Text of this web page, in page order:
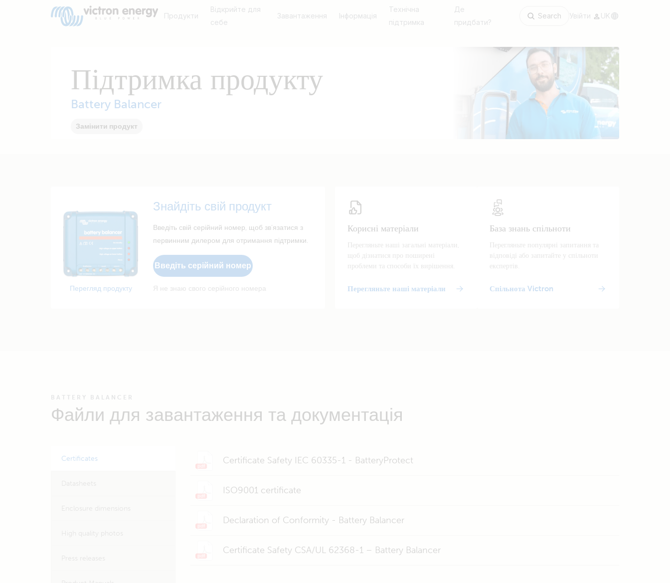
Продукти
Відкрийте для
себе
Завантаження Інформація
Технічна
підтримка
Де
придбати?
Search Увійти UK
Підтримка продукту
Battery Balancer
Замінити продукт
Перегляд продукту
Знайдіть свій продукт
Введіть свій серійний номер, щоб зв’язатися з
первинним дилером для отримання підтримки.
Введіть серійний номер
Я не знаю свого серійного номера
Корисні матеріали
Перегляньте наші загальні матеріали,
щоб дізнатися про поширені
проблеми та способи їх вирішення.
Перегляньте наші матеріали
База знань спільноти
Перегляньте популярні запитання та
відповіді або запитайте у спільноти
експертів.
Спільнота Victron
BATTERY BALANCER
Файли для завантаження та документація
Certificates Certificate Safety IEC 60335-1 - BatteryProtect
ISO9001 certificate
Declaration of Conformity - Battery Balancer
Certificate Safety CSA/UL 62368-1 – Battery Balancer